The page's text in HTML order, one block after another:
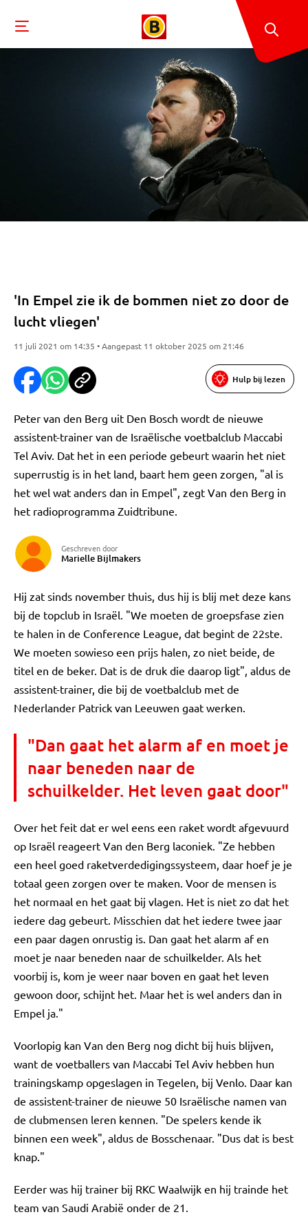
'In Empel zie ik de bommen niet zo door de
lucht vliegen'
11 juli 2021 om 14:35 • Aangepast 11 oktober 2025 om 21:46
Hulp bij lezen
Peter van den Berg uit Den Bosch wordt de nieuwe
assistent-trainer van de Israëlische voetbalclub Maccabi
Tel Aviv. Dat het in een periode gebeurt waarin het niet
superrustig is in het land, baart hem geen zorgen, "al is
het wel wat anders dan in Empel", zegt Van den Berg in
het radioprogramma Zuidtribune.
Geschreven door
Marielle Bijlmakers
Hij zat sinds november thuis, dus hij is blij met deze kans
bij de topclub in Israël. "We moeten de groepsfase zien
te halen in de Conference League, dat begint de 22ste.
We moeten sowieso een prijs halen, zo niet beide, de
titel en de beker. Dat is de druk die daarop ligt", aldus de
assistent-trainer, die bij de voetbalclub met de
Nederlander Patrick van Leeuwen gaat werken.
"Dan gaat het alarm af en moet je
naar beneden naar de
schuilkelder. Het leven gaat door"
Over het feit dat er wel eens een raket wordt afgevuurd
op Israël reageert Van den Berg laconiek. "Ze hebben
een heel goed raketverdedigingssysteem, daar hoef je je
totaal geen zorgen over te maken. Voor de mensen is
het normaal en het gaat bij vlagen. Het is niet zo dat het
iedere dag gebeurt. Misschien dat het iedere twee jaar
een paar dagen onrustig is. Dan gaat het alarm af en
moet je naar beneden naar de schuilkelder. Als het
voorbij is, kom je weer naar boven en gaat het leven
gewoon door, schijnt het. Maar het is wel anders dan in
Empel ja."
Voorlopig kan Van den Berg nog dicht bij huis blijven,
want de voetballers van Maccabi Tel Aviv hebben hun
trainingskamp opgeslagen in Tegelen, bij Venlo. Daar kan
de assistent-trainer de nieuwe 50 Israëlische namen van
de clubmensen leren kennen. "De spelers kende ik
binnen een week", aldus de Bosschenaar. "Dus dat is best
knap."
Eerder was hij trainer bij RKC Waalwijk en hij trainde het
team van Saudi Arabië onder de 21.